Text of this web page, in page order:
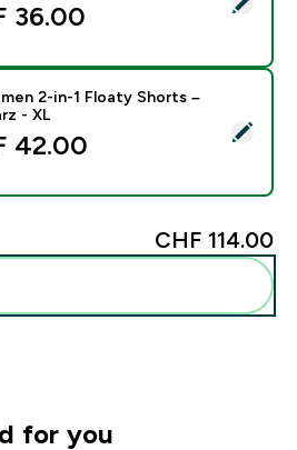
36.00‎
- MP Damen 2-in-1
2-in-1 Floaty Shorts –
- XL
42.00‎
CHF 114.00‎
for you